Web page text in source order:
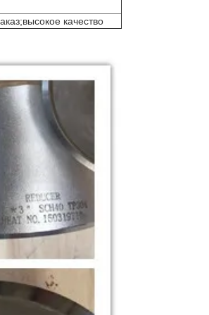
качество